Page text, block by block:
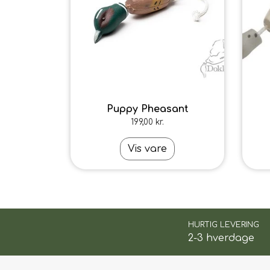
Puppy Pheasant
199,00 kr.
Vis vare
HURTIG LEVERING
2-3 hverdage